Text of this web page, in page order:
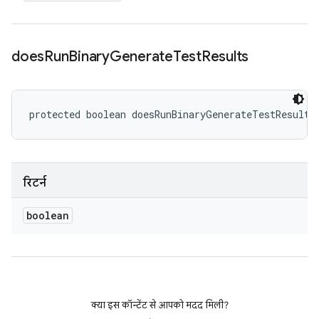
doesRunBinaryGenerateTestResults
protected boolean
रिटर्न
boolean
क्या इस कॉन्टेंट से आपको मदद मिली?